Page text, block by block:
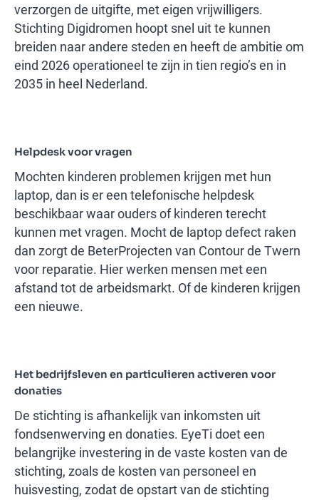
verzorgen de uitgifte, met eigen vrijwilligers.
Stichting Digidromen hoopt snel uit te kunnen
breiden naar andere steden en heeft de ambitie om
eind 2026 operationeel te zijn in tien regio’s en in
2035 in heel Nederland.
Helpdesk voor vragen
Mochten kinderen problemen krijgen met hun
laptop, dan is er een telefonische helpdesk
beschikbaar waar ouders of kinderen terecht
kunnen met vragen. Mocht de laptop defect raken
dan zorgt de BeterProjecten van Contour de Twern
voor reparatie. Hier werken mensen met een
afstand tot de arbeidsmarkt. Of de kinderen krijgen
een nieuwe.
Het bedrijfsleven en particulieren activeren voor
donaties
De stichting is afhankelijk van inkomsten uit
fondsenwerving en donaties. EyeTi doet een
belangrijke investering in de vaste kosten van de
stichting, zoals de kosten van personeel en
huisvesting, zodat de opstart van de stichting